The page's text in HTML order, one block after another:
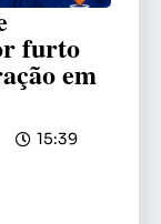
furto
em
15:39